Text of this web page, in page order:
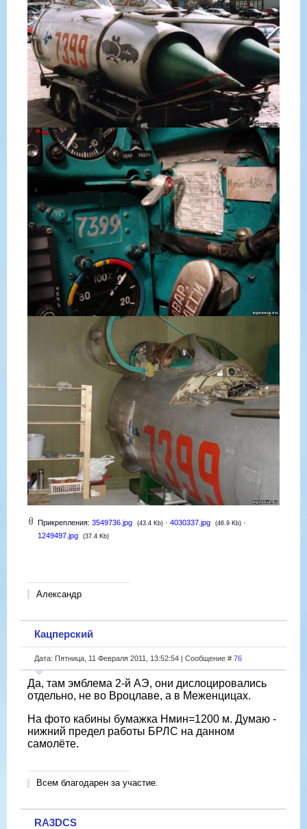
Прикрепления: 3549736.jpg (43.4 Kb) · 4030337.jpg (46.9 Kb) ·
1249497.jpg
(37.4 Kb)
Александр
Кацперский
Дата: Пятница, 11 Февраля 2011, 13:52:54 | Сообщение # 76
Да, там эмблема 2-й АЭ, они дислоцировались
отдельно, не во Вроцлаве, а в Меженцицах.
На фото кабины бумажка Нмин=1200 м. Думаю -
нижний предел работы БРЛС на данном
самолёте.
Всем благодарен за участие.
RA3DCS